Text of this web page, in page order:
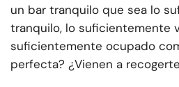
un bar tranquilo que sea lo
tranquilo, lo suficientemente
suficientemente ocupado
perfecta? ¿Vienen a